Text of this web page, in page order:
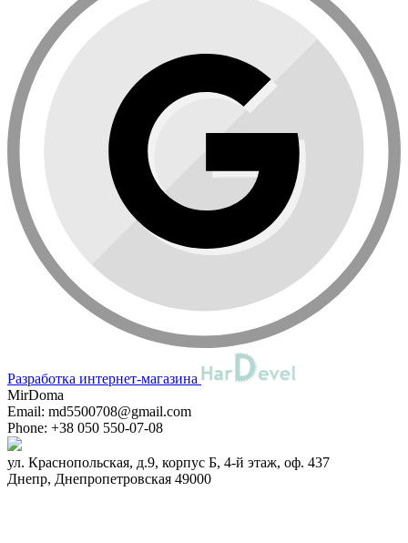
Разработка интернет-магазина
MirDoma
Email: md5500708@gmail.com
Phone: +38 050 550-07-08
ул. Краснопольская, д.9, корпус Б, 4-й этаж, оф. 437
Днепр, Днепропетровская 49000